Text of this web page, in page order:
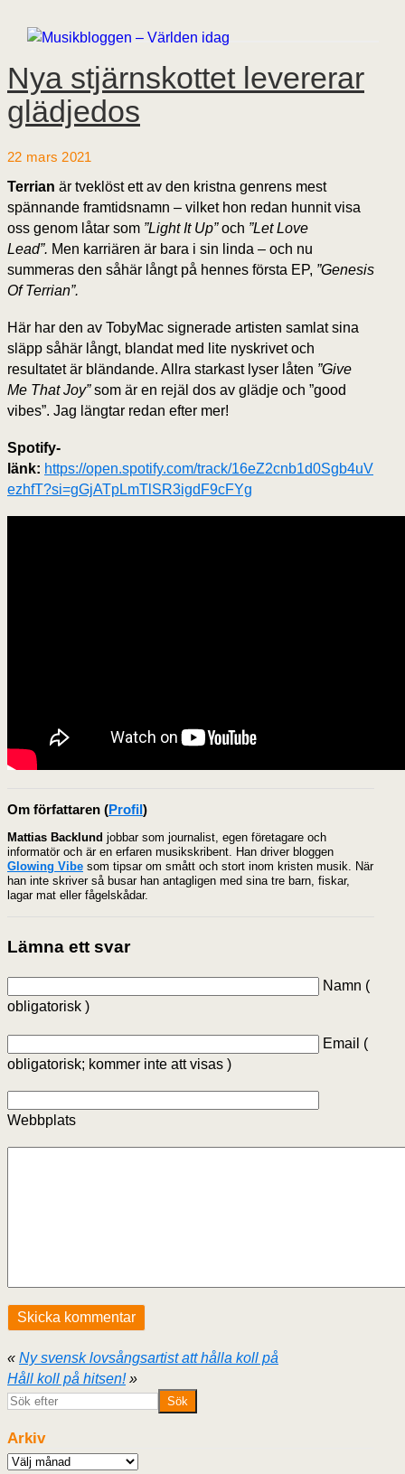
Nya stjärnskottet levererar
glädjedos
22 mars 2021
Terrian är tveklöst ett av den kristna genrens mest
spännande framtidsnamn – vilket hon redan hunnit visa
oss genom låtar som ”Light It Up”och ”Let Love
Lead”. Men karriären är bara i sin linda – och nu
summeras den såhär långt på hennes första EP, ”Genesis
Of Terrian”.
Här har den av TobyMac signerade artisten samlat sina
släpp såhär långt, blandat med lite nyskrivet och
resultatet är bländande. Allra starkast lyser låten ”Give
Me That Joy”som är en rejäl dos av glädje och ”good
vibes”. Jag längtar redan efter mer!
Spotify-
länk: https://open.spotify.com/track/16eZ2cnb1d0Sgb4uV
ezhfT?si=gGjATpLmTlSR3igdF9cFYg
Om författaren (Profil)
Mattias Backlund jobbar som journalist, egen företagare och
informatör och är en erfaren musikskribent. Han driver bloggen
Glowing Vibe som tipsar om smått och stort inom kristen musik. När
han inte skriver så busar han antagligen med sina tre barn, fiskar,
lagar mat eller fågelskådar.
Lämna ett svar
Namn (
obligatorisk )
Email (
obligatorisk; kommer inte att visas )
Webbplats
« Ny svensk lovsångsartist att hålla koll på
Håll koll på hitsen!»
Arkiv
Arkiv